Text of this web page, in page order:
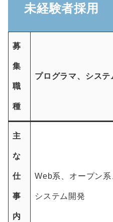
未経験者採用
募
集
職
種
プログラマ、システ
主
な
仕
事
内
Web系、オープン
システム開発